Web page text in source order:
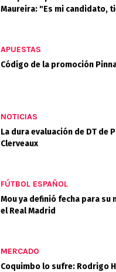
Maureira: "Es mi candidato,
APUESTAS
Código de la promoción
NOTICIAS
La dura evaluación de DT de
Clerveaux
FÚTBOL ESPAÑOL
Mou ya definió fecha para su
el Real Madrid
MERCADO
Coquimbo lo sufre: Rodrigo